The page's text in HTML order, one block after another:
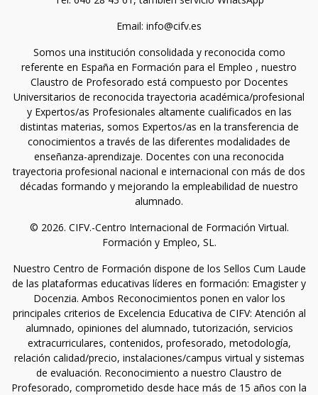
Email: info@cifv.es
Somos una institución consolidada y reconocida como
referente en España en Formación para el Empleo , nuestro
Claustro de Profesorado está compuesto por Docentes
Universitarios de reconocida trayectoria académica/profesional
y Expertos/as Profesionales altamente cualificados en las
distintas materias, somos Expertos/as en la transferencia de
conocimientos a través de las diferentes modalidades de
enseñanza-aprendizaje. Docentes con una reconocida
trayectoria profesional nacional e internacional con más de dos
décadas formando y mejorando la empleabilidad de nuestro
alumnado.
© 2026. CIFV.-Centro Internacional de Formación Virtual.
Formación y Empleo, SL.
Nuestro Centro de Formación dispone de los Sellos Cum Laude
de las plataformas educativas líderes en formación: Emagister y
Docenzia. Ambos Reconocimientos ponen en valor los
principales criterios de Excelencia Educativa de CIFV: Atención al
alumnado, opiniones del alumnado, tutorización, servicios
extracurriculares, contenidos, profesorado, metodología,
relación calidad/precio, instalaciones/campus virtual y sistemas
de evaluación. Reconocimiento a nuestro Claustro de
Profesorado, comprometido desde hace más de 15 años con la